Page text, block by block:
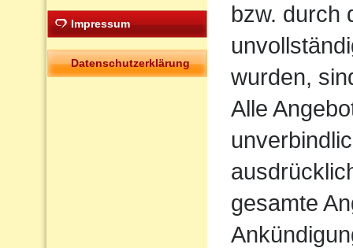
Impressum
Datenschutzerklärung
bzw. durch
wurden,
Alle
gesamte